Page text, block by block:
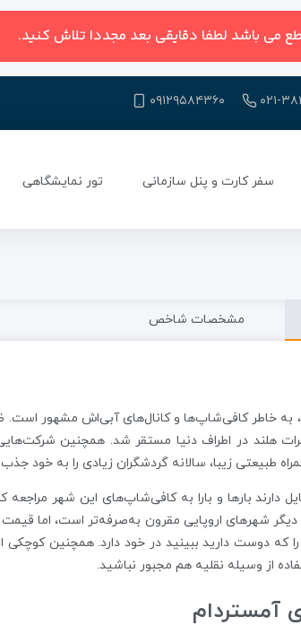
می باشد لطفا دقایقی بعد مجددا تلاش کنید.
۳۸۴۷۹ ۰۹۱۲۹۵۸۴۳۶۰
سفر کارت و پنل سازمانی تور نمایشگاهی
مشخصات شاخص
طبیعتی زیبا، سالانه گردشگران زیادی را به خود
دارند بارها و بارا به کافی‌شاپ‌های این شهر
شهرهای اروپایی مقرون به‌صرفه‌تر است، اما
از وسیله‌ نقلیه هم مجبور نباشید.
آمستردام